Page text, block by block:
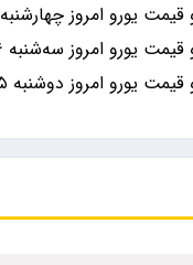
امروز چهارشنبه ۲۷ اسفند ۱۴۰۴ + جدول
امروز سه‌شنبه ۲۶ اسفند ۱۴۰۴ + جدول
امروز دوشنبه ۲۵ اسفند ۱۴۰۴ + جدول